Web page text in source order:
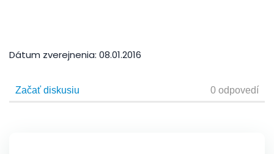
Dátum zverejnenia: 08.01.2016